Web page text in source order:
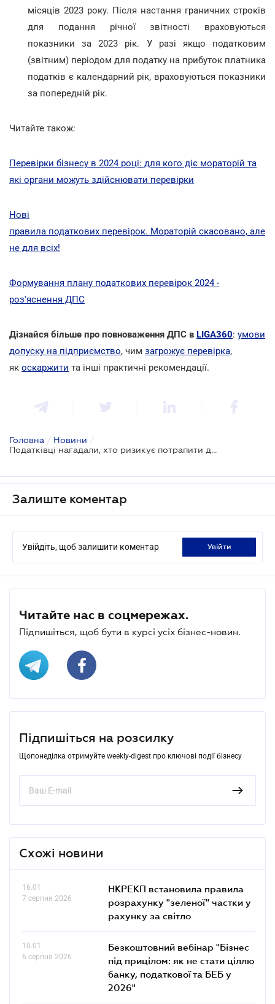
місяців 2023 року. Після настання граничних строків
для подання річної звітності враховуються
показники за 2023 рік. У разі якщо податковим
(звітним) періодом для податку на прибуток платника
податків є календарний рік, враховуються показники
за попередній рік.
Читайте також:
Перевірки бізнесу в 2024 році: для кого діє мораторій та
які органи можуть здійснювати перевірки
Нові
правила податкових перевірок. Мораторій скасовано, але
не для всіх!
Формування плану податкових перевірок 2024 -
роз'яснення ДПС
Дізнайся більше про повноваження ДПС в LIGA360: умови
допуску на підприємство, чим загрожує перевірка,
як оскаржити та інші практичні рекомендації.
Головна / Новини /
Податківці нагадали, хто ризикує потрапити до плану перевірок на 2024 рік
Залиште коментар
Увійдіть, щоб залишити коментар увійти
Читайте нас в соцмережах.
Підпишіться, щоб бути в курсі усіх бізнес-новин.
Підпишіться на розсилку
Щопонеділка отримуйте weekly-digest про ключові події бізнесу
Схожі новини
16.01
7 серпня 2026
НКРЕКП встановила правила
розрахунку "зеленої" частки у
рахунку за світло
10.01
6 серпня 2026
Безкоштовний вебінар "Бізнес
під прицілом: як не стати ціллю
банку, податкової та БЕБ у
2026"